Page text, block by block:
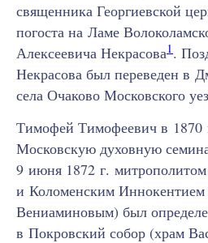
священника Георгиевской
погоста на Ламе
Алексеевича Некрасова1.
Некрасова был переведен в
села Очаково Московского
Тимофей Тимофеевич в 1870
Московскую духовную
9 июня 1872 г.
и Коломенским
Вениаминовым) был
в Покровский собор (храм